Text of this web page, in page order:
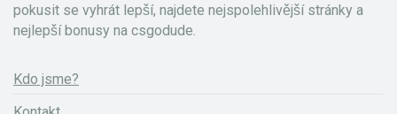
pokusit se vyhrát lepší, najdete nejspolehlivější stránky a
nejlepší bonusy na csgodude.
Kdo jsme?